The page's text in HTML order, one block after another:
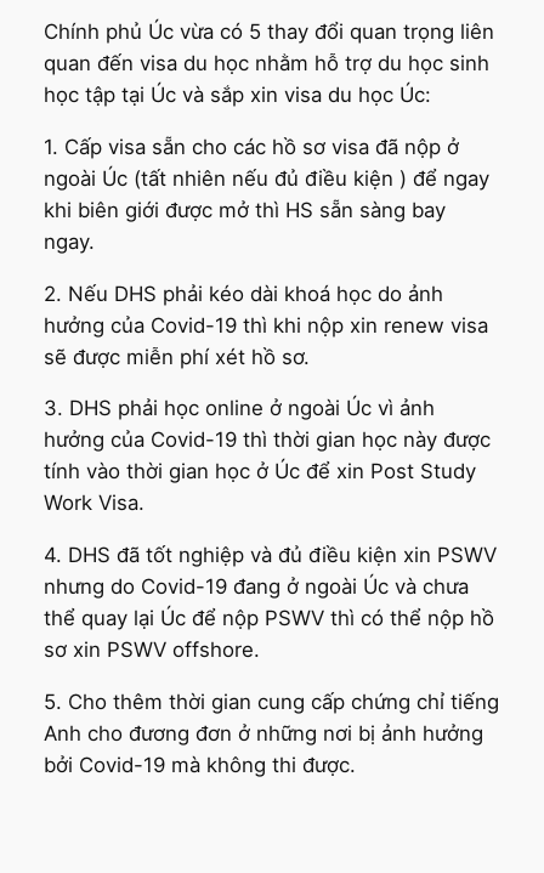
Chính phủ Úc vừa có 5 thay đổi quan trọng liên
quan đến visa du học nhằm hỗ trợ du học sinh
học tập tại Úc và sắp xin visa du học Úc:
1. Cấp visa sẵn cho các hồ sơ visa đã nộp ở
ngoài Úc (tất nhiên nếu đủ điều kiện ) để ngay
khi biên giới được mở thì HS sẵn sàng bay
ngay.
2. Nếu DHS phải kéo dài khoá học do ảnh
hưởng của Covid-19 thì khi nộp xin renew visa
sẽ được miễn phí xét hồ sơ.
3. DHS phải học online ở ngoài Úc vì ảnh
hưởng của Covid-19 thì thời gian học này được
tính vào thời gian học ở Úc để xin Post Study
Work Visa.
4. DHS đã tốt nghiệp và đủ điều kiện xin PSWV
nhưng do Covid-19 đang ở ngoài Úc và chưa
thể quay lại Úc để nộp PSWV thì có thể nộp hồ
sơ xin PSWV offshore.
5. Cho thêm thời gian cung cấp chứng chỉ tiếng
Anh cho đương đơn ở những nơi bị ảnh hưởng
bởi Covid-19 mà không thi được.